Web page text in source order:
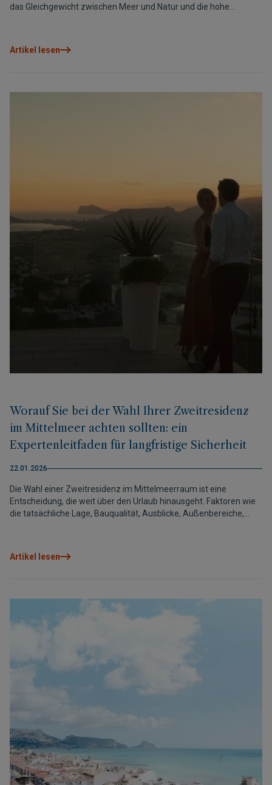
das Gleichgewicht zwischen Meer und Natur und die hohe
Artikel lesen
Worauf Sie bei der Wahl Ihrer Zweitresidenz
im Mittelmeer achten sollten: ein
Expertenleitfaden für langfristige Sicherheit
22.01.2026
Die Wahl einer Zweitresidenz im Mittelmeerraum ist eine
Entscheidung, die weit über den Urlaub hinausgeht. Faktoren wie
die tatsächliche Lage, Bauqualität, Ausblicke, Außenbereiche,
ermöglicht es, heute die richtige Entscheidung zu treffen und
Investition und passt sich dem eigenen Lebensstil an.
Artikel lesen